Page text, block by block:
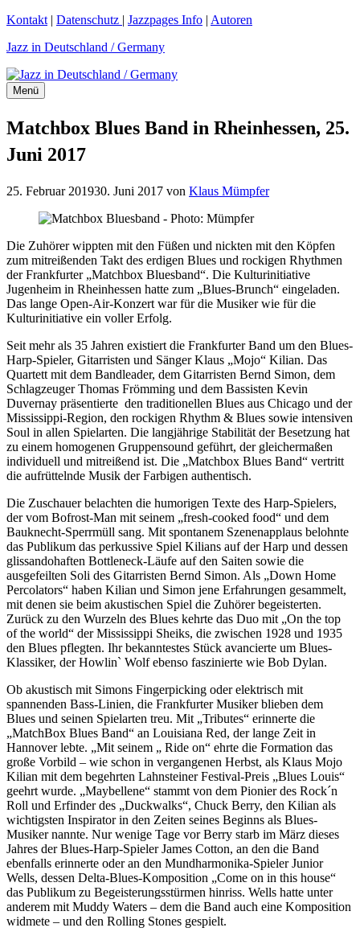
Zum
springen
Kontakt | Datenschutz | Jazzpages Info | Autoren
Jazz in Deutschland / Germany
Menü
Matchbox Blues Band in Rheinhessen, 25.
Juni 2017
25. Februar 201930. Juni 2017 von Klaus Mümpfer
Die Zuhörer wippten mit den Füßen und nickten mit den Köpfen
zum mitreißenden Takt des erdigen Blues und rockigen Rhythmen
der Frankfurter „Matchbox Bluesband“. Die Kulturinitiative
Jugenheim in Rheinhessen hatte zum „Blues-Brunch“ eingeladen.
Das lange Open-Air-Konzert war für die Musiker wie für die
Kulturinitiative ein voller Erfolg.
Seit mehr als 35 Jahren existiert die Frankfurter Band um den Blues-
Harp-Spieler, Gitarristen und Sänger Klaus „Mojo“ Kilian. Das
Quartett mit dem Bandleader, dem Gitarristen Bernd Simon, dem
Schlagzeuger Thomas Frömming und dem Bassisten Kevin
Duvernay präsentierte den traditionellen Blues aus Chicago und der
Mississippi-Region, den rockigen Rhythm & Blues sowie intensiven
Soul in allen Spielarten. Die langjährige Stabilität der Besetzung hat
zu einem homogenen Gruppensound geführt, der gleichermaßen
individuell und mitreißend ist. Die „Matchbox Blues Band“ vertritt
die aufrüttelnde Musik der Farbigen authentisch.
Die Zuschauer belachten die humorigen Texte des Harp-Spielers,
der vom Bofrost-Man mit seinem „fresh-cooked food“ und dem
Bauknecht-Sperrmüll sang. Mit spontanem Szenenapplaus belohnte
das Publikum das perkussive Spiel Kilians auf der Harp und dessen
glissandohaften Bottleneck-Läufe auf den Saiten sowie die
ausgefeilten Soli des Gitarristen Bernd Simon. Als „Down Home
Percolators“ haben Kilian und Simon jene Erfahrungen gesammelt,
mit denen sie beim akustischen Spiel die Zuhörer begeisterten.
Zurück zu den Wurzeln des Blues kehrte das Duo mit „On the top
of the world“ der Mississippi Sheiks, die zwischen 1928 und 1935
den Blues pflegten. Ihr bekanntestes Stück avancierte um Blues-
Klassiker, der Howlin` Wolf ebenso faszinierte wie Bob Dylan.
Ob akustisch mit Simons Fingerpicking oder elektrisch mit
spannenden Bass-Linien, die Frankfurter Musiker blieben dem
Blues und seinen Spielarten treu. Mit „Tributes“ erinnerte die
„MatchBox Blues Band“ an Louisiana Red, der lange Zeit in
Hannover lebte. „Mit seinem „ Ride on“ ehrte die Formation das
große Vorbild – wie schon in vergangenen Herbst, als Klaus Mojo
Kilian mit dem begehrten Lahnsteiner Festival-Preis „Blues Louis“
geehrt wurde. „Maybellene“ stammt von dem Pionier des Rock´n
Roll und Erfinder des „Duckwalks“, Chuck Berry, den Kilian als
wichtigsten Inspirator in den Zeiten seines Beginns als Blues-
Musiker nannte. Nur wenige Tage vor Berry starb im März dieses
Jahres der Blues-Harp-Spieler James Cotton, an den die Band
ebenfalls erinnerte oder an den Mundharmonika-Spieler Junior
Wells, dessen Delta-Blues-Komposition „Come on in this house“
das Publikum zu Begeisterungsstürmen hinriss. Wells hatte unter
anderem mit Muddy Waters – dem die Band auch eine Komposition
widmete – und den Rolling Stones gespielt.